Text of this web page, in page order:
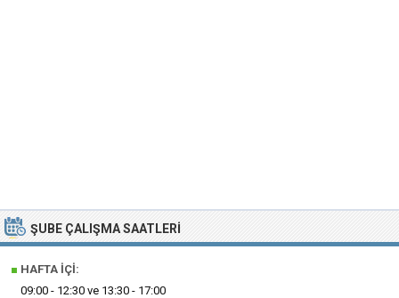
ŞUBE ÇALIŞMA SAATLERI
■ HAFTA İÇI:
09:00 - 12:30 ve 13:30 - 17:00